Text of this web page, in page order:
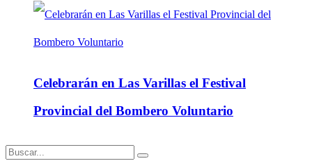
Celebrarán en Las Varillas el Festival
Provincial del Bombero Voluntario